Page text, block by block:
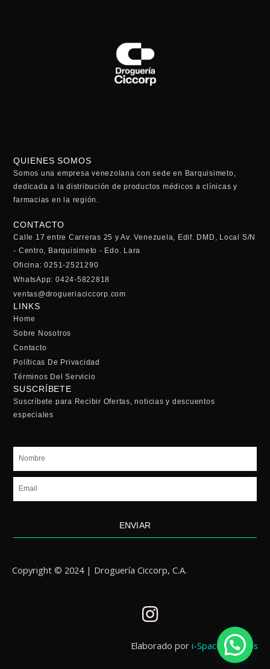
QUIENES SOMOS
Somos una empresa venezolana con sede en Barquisimeto,
dedicada a la distribución de productos médicos a clínicas y
farmacias en la región.
CONTACTO
Calle 17 entre Carreras 25 y Av. Venezuela, Edif. DMD, Local S/N
- Centro, Barquisimeto - Edo. Lara
Oficina: 0251-2521290
WhatsApp: 0424-5822818
ventas@drogueriaciccorp.com
LINKS
Home
Sobre Nosotros
Contacto
Políticas De Privacidad
Términos Del Servicio
SUSCRÍBETE
Suscríbete para Recibir Ofertas, noticias y descuentos
especiales
Nombre
Email
ENVIAR
Copyright © 2024 | Droguería Ciccorp, C.A.
I
s
Elaborado por i-Spaces Studios